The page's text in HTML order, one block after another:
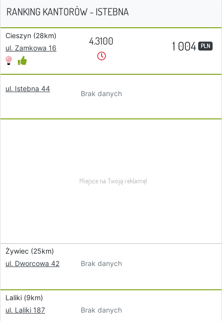
RANKING KANTORÓW - ISTEBNA
Cieszyn (28km)
ul. Zamkowa 16
4.3100 1 004 PLN
ul. Istebna 44
Brak danych
Żywiec (25km)
ul. Dworcowa 42
Brak danych
Laliki (9km)
ul. Laliki 187
Brak danych